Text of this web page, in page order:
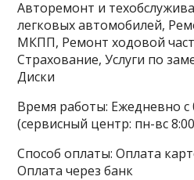
Авторемонт и
легковых автомобилей,
МКПП, Ремонт ходовой
Страхование, Услуги по
Диски
Время работы: Ежедневно с
(сервисный центр: пн-вс
Способ оплаты: Оплата
Оплата через банк